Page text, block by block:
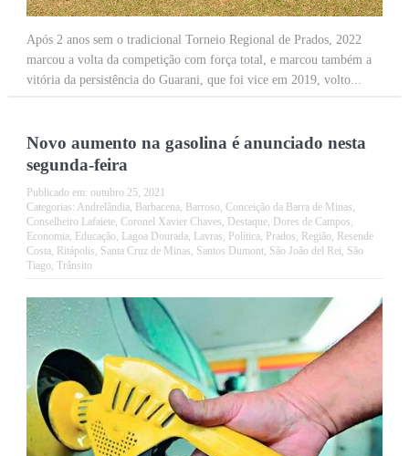
Após 2 anos sem o tradicional Torneio Regional de Prados, 2022
marcou a volta da competição com força total, e marcou também a
vitória da persistência do Guarani, que foi vice em 2019, volto...
Novo aumento na gasolina é anunciado nesta
segunda-feira
Publicado em: outubro 25, 2021
Categorias: Andrelândia, Barbacena, Barroso, Conceição da Barra de Minas,
Conselheiro Lafaiete, Coronel Xavier Chaves, Destaque, Dores de Campos,
Economia, Educação, Lagoa Dourada, Lavras, Política, Prados, Região, Resende
Costa, Ritápolis, Santa Cruz de Minas, Santos Dumont, São João del Rei, São
Tiago, Trânsito